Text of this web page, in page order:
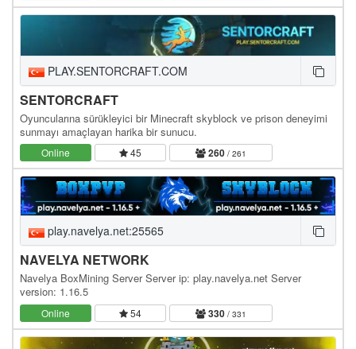
PLAY.SENTORCRAFT.COM
SENTORCRAFT
Oyuncularına sürükleyici bir Minecraft skyblock ve prison deneyimi
sunmayı amaçlayan harika bir sunucu.
Online 45 260 / 261
play.navelya.net:25565
NAVELYA NETWORK
Navelya BoxMining Server Server ip: play.navelya.net Server
version: 1.16.5
Online 54 330 / 331